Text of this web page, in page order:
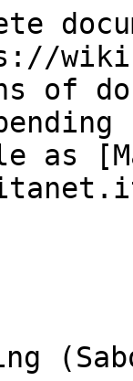
of
as